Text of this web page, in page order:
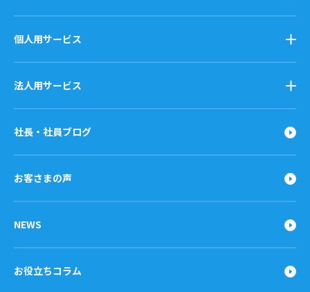
個人用サービス
法人用サービス
社長・社員ブログ
お客さまの声
NEWS
お役立ちコラム